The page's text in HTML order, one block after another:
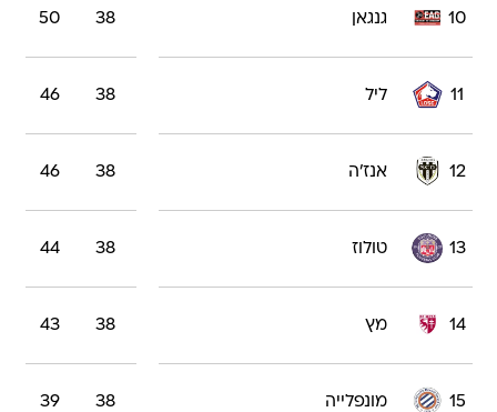
10 גנגאן 38
50
11 ליל 38
46
12 אנז'ה 38
46
13 טולוז 38
44
14 מץ 38
43
15 מונפלייה 38
39